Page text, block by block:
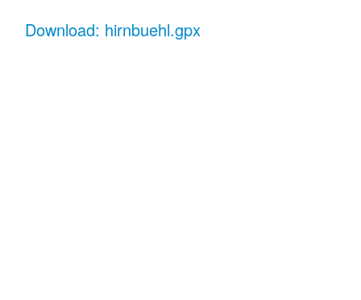
Download: hirnbuehl.gpx